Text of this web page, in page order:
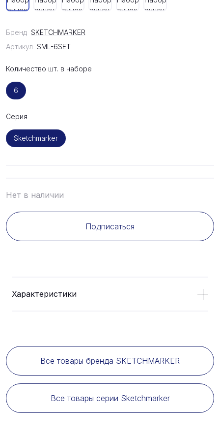
Бренд SKETCHMARKER
Артикул SML-6SET
Количество шт. в наборе
6
Серия
Sketchmarker
Нет в наличии
Подписаться
Характеристики
Все товары бренда SKETCHMARKER
Все товары серии Sketchmarker